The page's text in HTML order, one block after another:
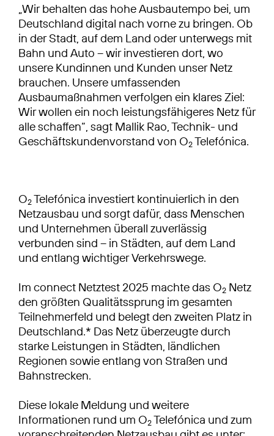
„Wir behalten das hohe Ausbautempo bei, um
Deutschland digital nach vorne zu bringen. Ob
in der Stadt, auf dem Land oder unterwegs mit
Bahn und Auto – wir investieren dort, wo
unsere Kundinnen und Kunden unser Netz
brauchen. Unsere umfassenden
Ausbaumaßnahmen verfolgen ein klares Ziel:
Wir wollen ein noch leistungsfähigeres Netz für
alle schaffen“, sagt Mallik Rao, Technik- und
Geschäftskundenvorstand von O2Telefónica.
O2Telefónica investiert kontinuierlich in den
Netzausbau und sorgt dafür, dass Menschen
und Unternehmen überall zuverlässig
verbunden sind – in Städten, auf dem Land
und entlang wichtiger Verkehrswege.
Im connect Netztest 2025 machte das O2 Netz
den größten Qualitätssprung im gesamten
Teilnehmerfeld und belegt den zweiten Platz in
Deutschland.* Das Netz überzeugte durch
starke Leistungen in Städten, ländlichen
Regionen sowie entlang von Straßen und
Bahnstrecken.
Diese lokale Meldung und weitere
Informationen rund um O2Telefónica und zum